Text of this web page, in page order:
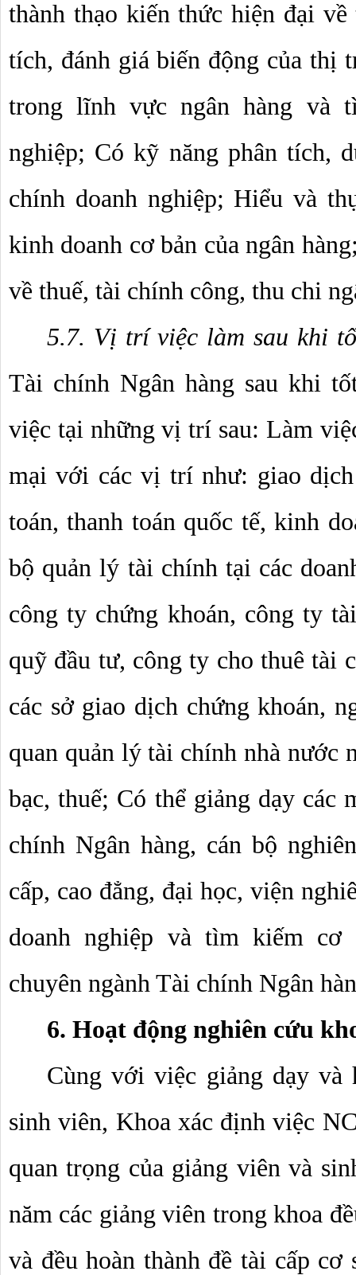
thành thạo kiến thức hiện đại
tích, đánh giá biến động của thị
trong lĩnh vực ngân hàng và
nghiệp; Có kỹ năng phân tích,
chính doanh nghiệp; Hiểu và
kinh doanh cơ bản của ngân
về thuế, tài chính công, thu chi
5.7. Vị trí việc làm sau khi
Tài chính Ngân hàng sau khi
việc tại những vị trí sau: Làm
mại với các vị trí như: giao
toán, thanh toán quốc tế, kinh
bộ quản lý tài chính tại các
công ty chứng khoán, công ty
quỹ đầu tư, công ty cho thuê tài
các sở giao dịch chứng khoán,
quan quản lý tài chính nhà nước
bạc, thuế; Có thể giảng dạy các
chính Ngân hàng, cán bộ
cấp, cao đẳng, đại học, viện
doanh nghiệp và tìm kiếm
chuyên ngành Tài chính Ngân
6. Hoạt động nghiên cứu
Cùng với việc giảng dạy và
sinh viên, Khoa xác định việc
quan trọng của giảng viên và
năm các giảng viên trong khoa
và đều hoàn thành đề tài cấp